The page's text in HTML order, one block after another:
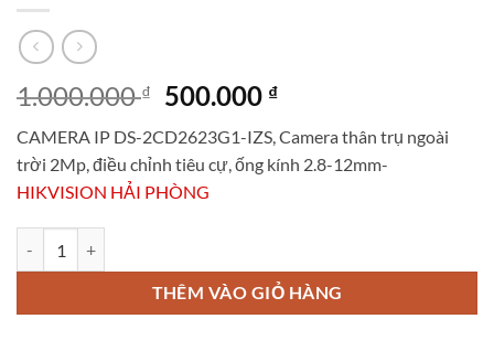
1.000.000₫
Giá
là:
1.000.000 ₫.
500.000 ₫Giá
tại
là:
CAMERA IP DS-2CD2623G1-IZS, Camera thân trụ ngoài
trời 2Mp, điều chỉnh tiêu cự, ống kính 2.8-12mm-
HIKVISION HẢI PHÒNG
THÊM VÀO GIỎ HÀNG